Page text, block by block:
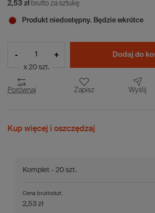
2,53 zł brutto za sztukę
Produkt niedostępny. Będzie wkrótce
- +
x 20 szt.
Dodaj do
Porównaj Zapisz Wyślij
Kup więcej i oszczędzaj
Komplet - 20 szt.
Cena brutto/szt.
2,53 zł